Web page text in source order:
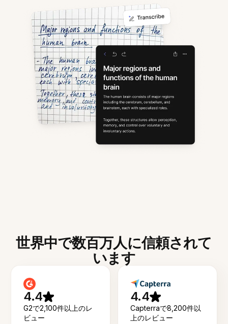
世界中で数百万人に信頼されて
います
4.4
G2で2,100件以上のレ
ビュー
4.4
Capterraで8,200件以
上のレビュー